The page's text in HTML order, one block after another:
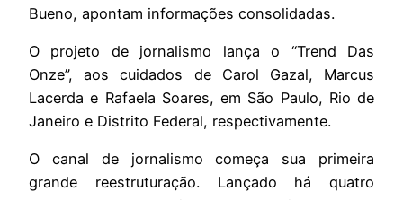
Bueno, apontam informações consolidadas.
O projeto de jornalismo lança o “Trend Das
Onze”, aos cuidados de Carol Gazal, Marcus
Lacerda e Rafaela Soares, em São Paulo, Rio de
Janeiro e Distrito Federal, respectivamente.
O canal de jornalismo começa sua primeira
grande reestruturação. Lançado há quatro